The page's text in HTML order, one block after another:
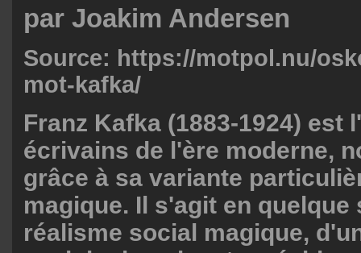
par Joakim Andersen
Source: https://motpol.nu/
mot-kafka/
Franz Kafka (1883-1924) est
écrivains de l'ère moderne,
grâce à sa variante
magique. Il s'agit en quelque
réalisme social magique,